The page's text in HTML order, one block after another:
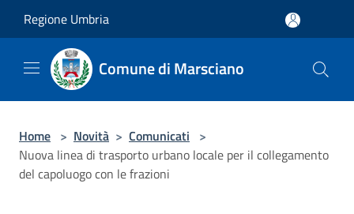
Regione Umbria
Comune di Marsciano
Home > Novità > Comunicati >
Nuova linea di trasporto urbano locale per il collegamento
del capoluogo con le frazioni